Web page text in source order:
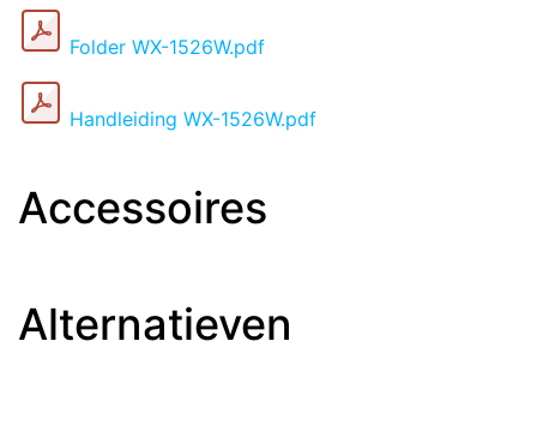
Folder WX-1526W.pdf
Handleiding WX-1526W.pdf
Accessoires
Alternatieven